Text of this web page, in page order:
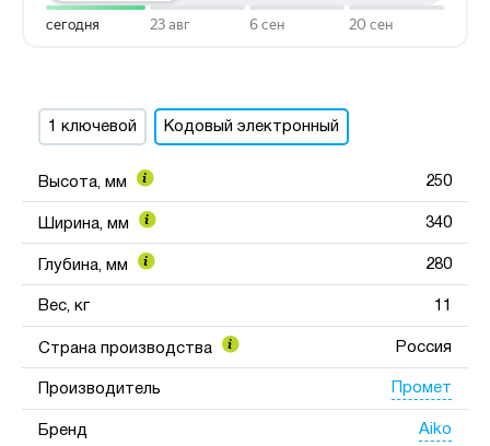
1 ключевой Кодовый электронный
Высота, мм 250
Ширина, мм 340
Глубина, мм 280
Вес, кг 11
Страна производства Россия
Производитель Промет
Бренд Aiko